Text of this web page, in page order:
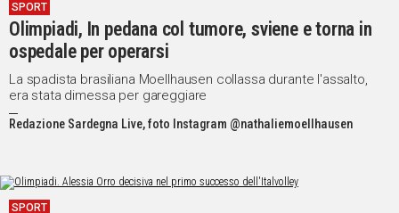
SPORT
Olimpiadi, In pedana col tumore, sviene e torna in
ospedale per operarsi
La spadista brasiliana Moellhausen collassa durante l'assalto,
era stata dimessa per gareggiare
Redazione Sardegna Live, foto Instagram @nathaliemoellhausen
SPORT